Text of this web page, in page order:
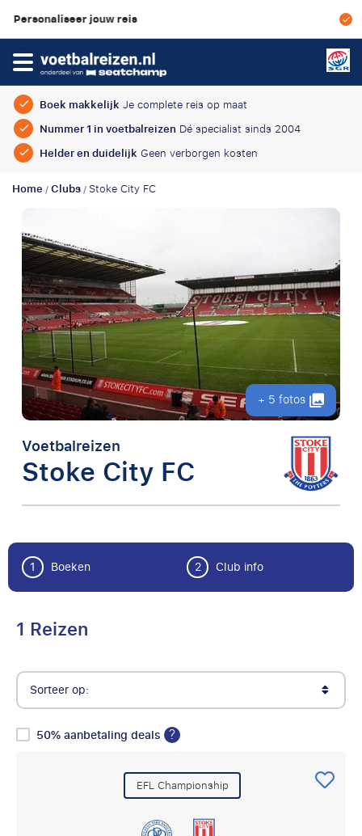
Scherpe prijzen & geen
Boek makkelijk Je complete reis op maat
Nummer 1 in voetbalreizen Dé specialist sinds 2004
Helder en duidelijk Geen verborgen kosten
Home/Clubs/Stoke City FC
+ 5 fotos
Voetbalreizen
Stoke City FC
1 Boeken 2 Club info
1 Reizen
Sorteer op:
50% aanbetaling deals ?
EFL Championship